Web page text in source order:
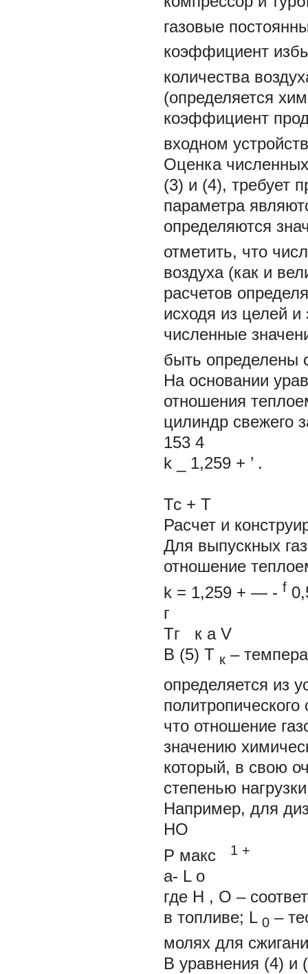
газовые
коэффициент
количества
(определяется
коэффициент
входном
Оценка
(3) и (4), требует
параметра
определяются
отметить, что
воздуха (как и
расчетов
исходя из целей
численные
быть определены
На основании
отношения
цилиндр свежего
153 4
k
1,259 + ’ .
Тс + Т
Расчет и
Для выпускных
отношение
k = 1,259 + — - f
г
Тг к a V
В (5) T к –
определяется из
что отношение
значению
который, в свою
степенью
Например, для
HO
Р макс 1 +
a- L о
где Н , О –
в топливе; L 0 –
молях для
В уравнения (4) и